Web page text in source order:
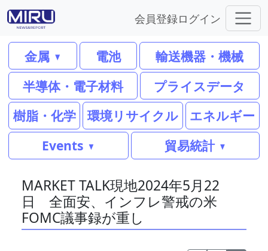
会員登録ログイン
金属 電池
輸送機器・機械
半導体・電子材料
プライスデータ
樹脂・化学
環境リサイクル
エネルギー
Events
貿易統計
MARKET TALK現地2024年5月22
日 全面安、インフレ警戒の米
FOMC議事録が重し